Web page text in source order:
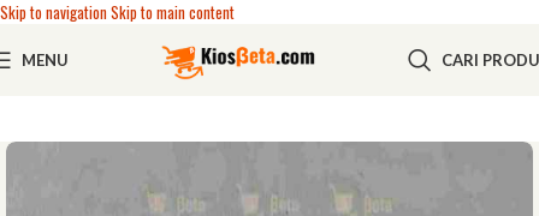
Skip to navigationSkip to main content
MENU CARI